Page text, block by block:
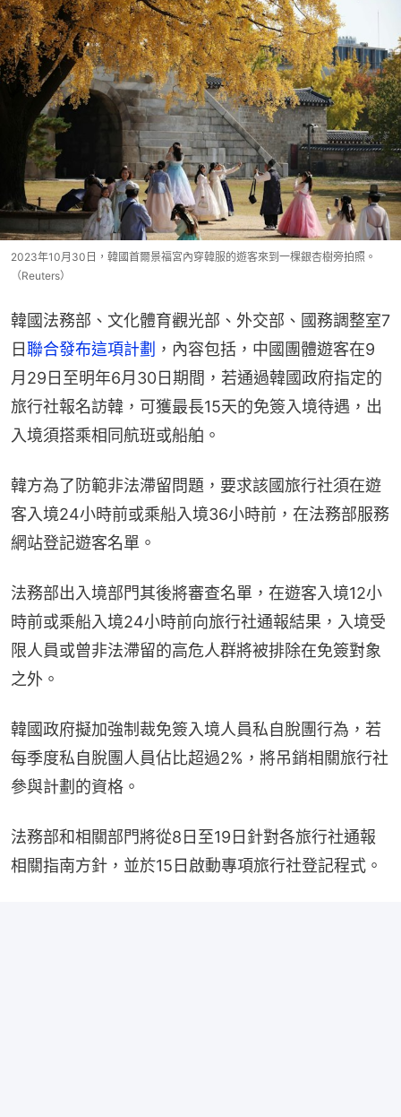
2023年10月30日，韓國首爾景福宮內穿韓服的遊客來到一棵銀杏樹旁拍照。
（Reuters）
韓國法務部、文化體育觀光部、外交部、國務調整室7
日聯合發布這項計劃 ，內容包括，中國團體遊客在9
月29日至明年6月30日期間，若通過韓國政府指定的
旅行社報名訪韓，可獲最長15天的免簽入境待遇，出
入境須搭乘相同航班或船舶。
韓方為了防範非法滯留問題，要求該國旅行社須在遊
客入境24小時前或乘船入境36小時前，在法務部服務
網站登記遊客名單。
法務部出入境部門其後將審查名單，在遊客入境12小
時前或乘船入境24小時前向旅行社通報結果，入境受
限人員或曾非法滯留的高危人群將被排除在免簽對象
之外。
韓國政府擬加強制裁免簽入境人員私自脫團行為，若
每季度私自脫團人員佔比超過2%，將吊銷相關旅行社
參與計劃的資格。
法務部和相關部門將從8日至19日針對各旅行社通報
相關指南方針，並於15日啟動專項旅行社登記程式。